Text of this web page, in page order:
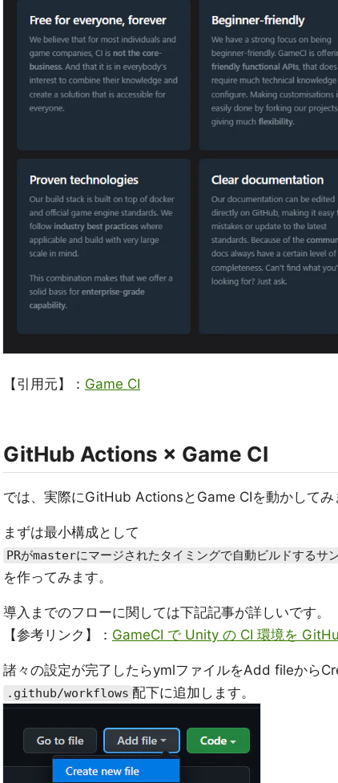
【引用元】： Game CI
GitHub Actions × Game CI
では、実際にGitHub ActionsとGame CIを動かしてみ
まずは最小構成として
PRがmasterにマージされたタイミングで自動ビルドするサ
を作ってみます。
導入までのフローに関しては下記記事が詳しいです。
【参考リンク】： GameCI で Unity の CI 環境を
諸々の設定が完了したらymlファイルをAdd fileから
.github/workflows 配下に追加します。